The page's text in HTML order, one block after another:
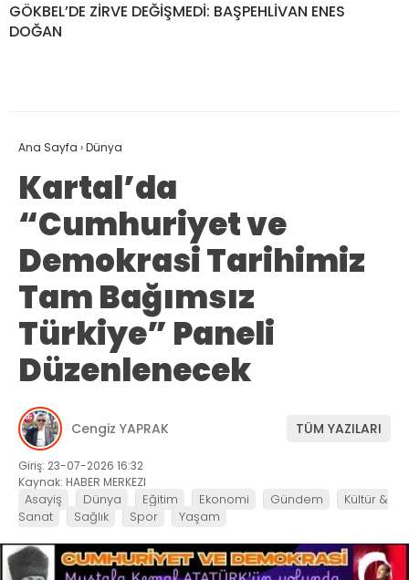
GÖKBEL’DE ZİRVE DEĞİŞMEDİ: BAŞPEHLİVAN ENES
DOĞAN
Ana Sayfa ›Dünya
Kartal’da
“Cumhuriyet ve
Demokrasi Tarihimiz
Tam Bağımsız
Türkiye” Paneli
Düzenlenecek
Cengiz YAPRAK TÜM YAZILARI
Giriş: 23-07-2026 16:32
Kaynak: HABER MERKEZI
Asayiş Dünya Eğitim Ekonomi Gündem
Kültür &
Sanat
Sağlık Spor Yaşam